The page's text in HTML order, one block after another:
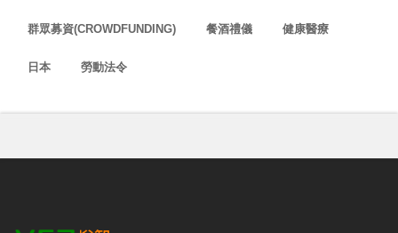
群眾募資(CROWDFUNDING) 餐酒禮儀 健康醫療
日本 勞動法令